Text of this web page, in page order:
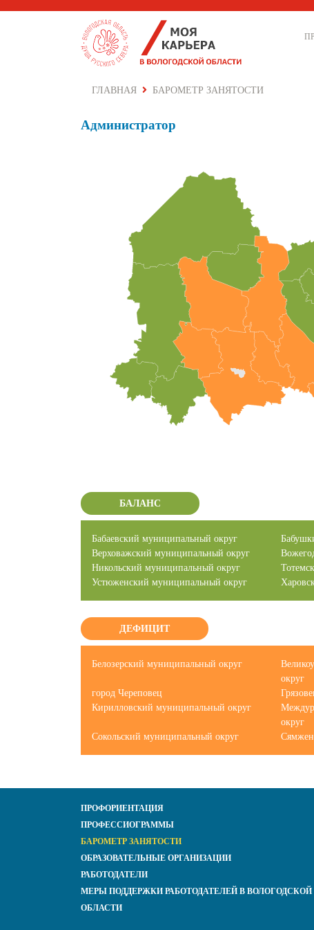
ГЛАВНАЯ БАРОМЕТР ЗАНЯТОСТИ
Администратор
БАЛАНС
Бабаевский муниципальный округ
Верховажский муниципальный округ
Никольский муниципальный округ
Устюженский муниципальный округ
ДЕФИЦИТ
Белозерский муниципальный округ
округ
город Череповец
Кирилловский муниципальный округ
округ
Сокольский муниципальный округ
ПРОФОРИЕНТАЦИЯ
ПРОФЕССИОГРАММЫ
БАРОМЕТР ЗАНЯТОСТИ
ОБРАЗОВАТЕЛЬНЫЕ ОРГАНИЗАЦИИ
РАБОТОДАТЕЛИ
МЕРЫ ПОДДЕРЖКИ РАБОТОДАТЕЛЕЙ В ВОЛОГОДСКОЙ
ОБЛАСТИ